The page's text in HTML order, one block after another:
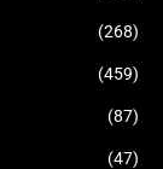
(268)
(459)
(87)
(47)